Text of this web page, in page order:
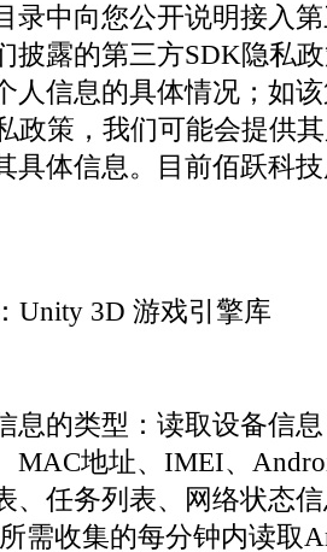
录中向您公开说明接入
披露的第三方SDK隐私
人信息的具体情况；如
政策，我们可能会提供
具体信息。目前佰跃科
Unity 3D 游戏引擎库
息的类型：读取设备信
MAC地址、IMEI、
、任务列表、网络状态
需收集的每分钟内读取